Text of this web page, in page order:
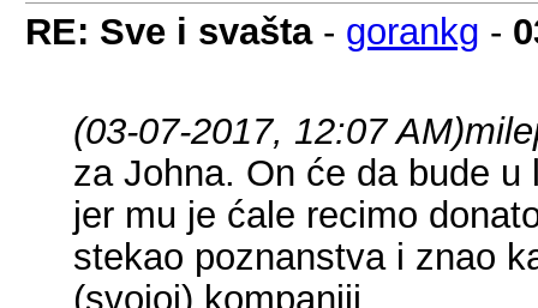
RE: Sve i svašta- gorankg -
(03-07-2017, 12:07 AM)
za Johna. On će da bude
jer mu je ćale recimo
stekao poznanstva i znao
(svojoj) kompaniji.